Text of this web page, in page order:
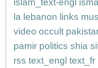
islam_text-engl
la lebanon links
video occult
pamir politics shia
rss text_engl text_fr